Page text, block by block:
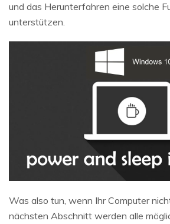
und das Herunterfahren eine solche
unterstützen.
Was also tun, wenn Ihr Computer
nächsten Abschnitt werden alle